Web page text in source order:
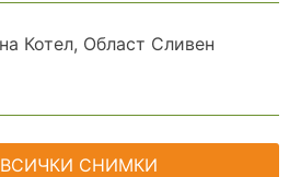
Котел, Област Сливен
СНИМКИ